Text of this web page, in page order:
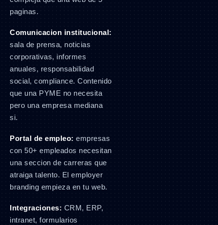
paginas.
Comunicacion institucional:
sala de prensa, noticias
corporativas, informes
anuales, responsabilidad
social, compliance. Contenido
que una PYME no necesita
pero una empresa mediana
si.
Portal de empleo: empresas
con 50+ empleados necesitan
una seccion de carreras que
atraiga talento. El employer
branding empieza en tu web.
Integraciones: CRM, ERP,
intranet, formularios